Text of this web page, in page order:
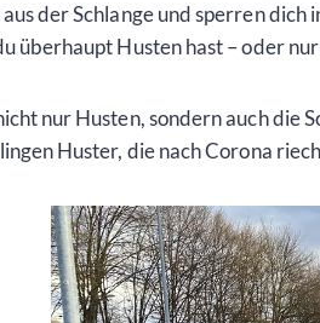
der Schlange und sperren dich
überhaupt Husten hast – oder
nur Husten, sondern auch die
Huster, die nach Corona